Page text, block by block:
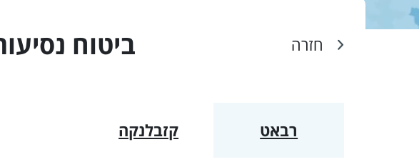
אוסטרליה -
חזרה ביטוח
רבאט קזבלנקה